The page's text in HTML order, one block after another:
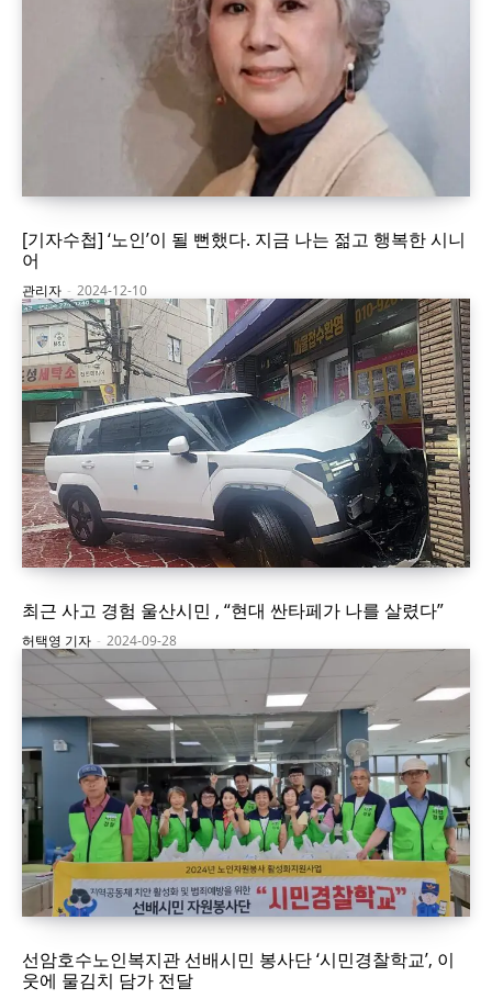
[기자수첩] ‘노인’이 될 뻔했다. 지금 나는 젊고 행복한 시니
어
관리자 - 2024-12-10
최근 사고 경험 울산시민 , “현대 싼타페가 나를 살렸다”
허택영 기자 - 2024-09-28
선암호수노인복지관 선배시민 봉사단 ‘시민경찰학교’, 이
웃에 물김치 담가 전달